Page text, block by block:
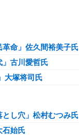
革命」佐久間裕美子氏
」古川愛哲氏
大塚将司氏
とし穴」松村むつみ氏
石始氏